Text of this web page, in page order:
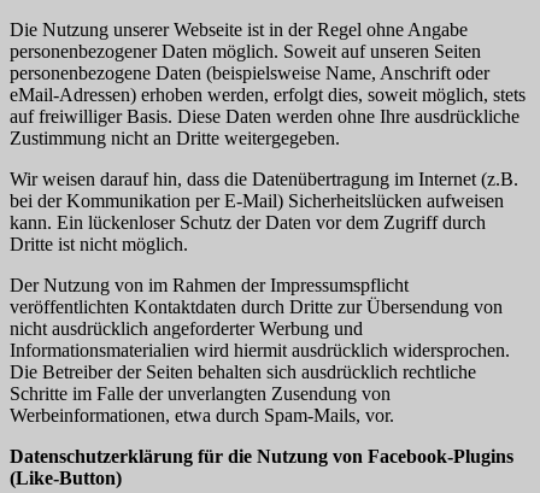
Die Nutzung unserer Webseite ist in der Regel ohne Angabe
personenbezogener Daten möglich. Soweit auf unseren Seiten
personenbezogene Daten (beispielsweise Name, Anschrift oder
eMail-Adressen) erhoben werden, erfolgt dies, soweit möglich, stets
auf freiwilliger Basis. Diese Daten werden ohne Ihre ausdrückliche
Zustimmung nicht an Dritte weitergegeben.
Wir weisen darauf hin, dass die Datenübertragung im Internet (z.B.
bei der Kommunikation per E-Mail) Sicherheitslücken aufweisen
kann. Ein lückenloser Schutz der Daten vor dem Zugriff durch
Dritte ist nicht möglich.
Der Nutzung von im Rahmen der Impressumspflicht
veröffentlichten Kontaktdaten durch Dritte zur Übersendung von
nicht ausdrücklich angeforderter Werbung und
Informationsmaterialien wird hiermit ausdrücklich widersprochen.
Die Betreiber der Seiten behalten sich ausdrücklich rechtliche
Schritte im Falle der unverlangten Zusendung von
Werbeinformationen, etwa durch Spam-Mails, vor.
Datenschutzerklärung für die Nutzung von Facebook-Plugins
(Like-Button)